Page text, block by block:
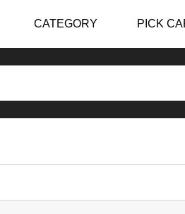
CATEGORY PICK